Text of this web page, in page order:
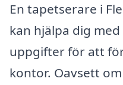
En tapetserare i
kan hjälpa dig
uppgifter för att
kontor. Oavsett